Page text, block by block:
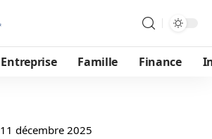
Entreprise Famille Finance
11 décembre 2025